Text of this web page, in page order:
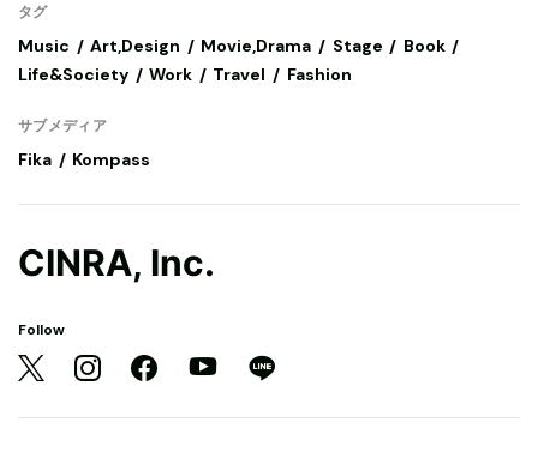
タグ
Music Art,Design Movie,Drama Stage
Book
Life&Society
Work Travel Fashion
サブメディア
Fika Kompass
CINRA, Inc.
Follow